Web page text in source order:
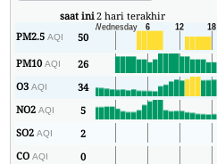
saat ini2 hari terakhir
PM2.5AQI 50
PM10AQI 26
O3AQI 34
NO2AQI 5
SO2AQI 2
COAQI 0